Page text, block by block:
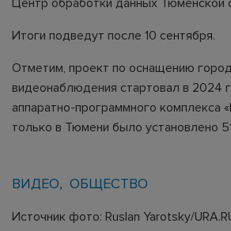
Итоги подведут после 10 сентября.
Отметим, проект по оснащению
видеонаблюдения стартовал в 2024
аппаратно-программного комплекса
только в Тюмени было установлено
ВИДЕО
ОБЩЕСТВО
Источник фото: Ruslan Yarotsky/